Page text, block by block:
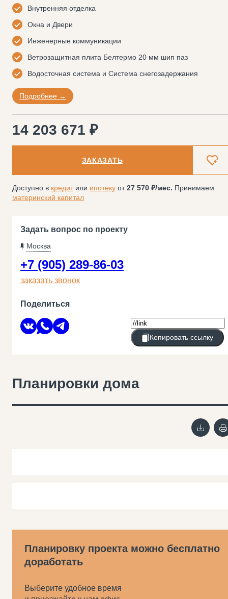
Внутренняя отделка
Окна и Двери
Инженерные коммуникации
Ветрозащитная плита Белтермо 20 мм шип паз
Водосточная система и Система снегозадержания
Подробнее
14 203 671 ₽
ЗАКАЗАТЬ
Доступно в кредитили ипотеку от27 570 /мес. Принимаем
материнский капитал
Задать вопрос по проекту
Москва
+7 (905) 289-86-03
заказать звонок
Поделиться
Копировать ссылку
Планировки дома
Планировку проекта можно бесплатно
доработать
Выберите удобное время